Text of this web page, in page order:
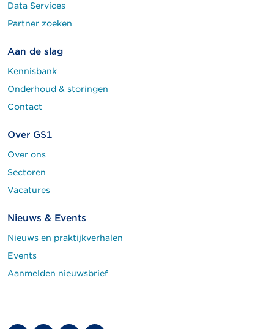
Data Services
Partner zoeken
Aan de slag
Kennisbank
Onderhoud & storingen
Contact
Over GS1
Over ons
Sectoren
Vacatures
Nieuws & Events
Nieuws en praktijkverhalen
Events
Aanmelden nieuwsbrief